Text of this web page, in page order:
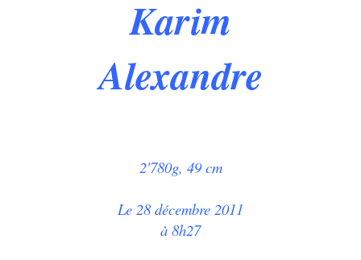
Karim
Alexandre
2'780g, 49 cm
Le 28 décembre 2011
à 8h27